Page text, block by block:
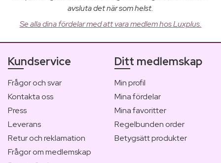
avsluta det när som helst.
Se alla dina fördelar med att vara medlem hos Luxplus.
Kundservice
Frågor och svar
Kontakta oss
Press
Leverans
Retur och reklamation
Frågor om medlemskap
Ditt medlemskap
Min profil
Mina fördelar
Mina favoritter
Regelbunden order
Betygsätt produkter